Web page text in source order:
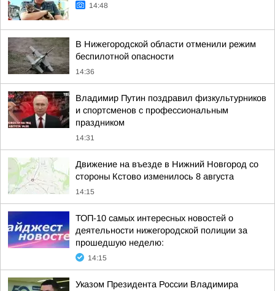
14:48
В Нижегородской области отменили режим
беспилотной опасности
14:36
Владимир Путин поздравил физкультурников
и спортсменов с профессиональным
праздником
14:31
Движение на въезде в Нижний Новгород со
стороны Кстово изменилось 8 августа
14:15
ТОП-10 самых интересных новостей о
деятельности нижегородской полиции за
прошедшую неделю:
14:15
Указом Президента России Владимира